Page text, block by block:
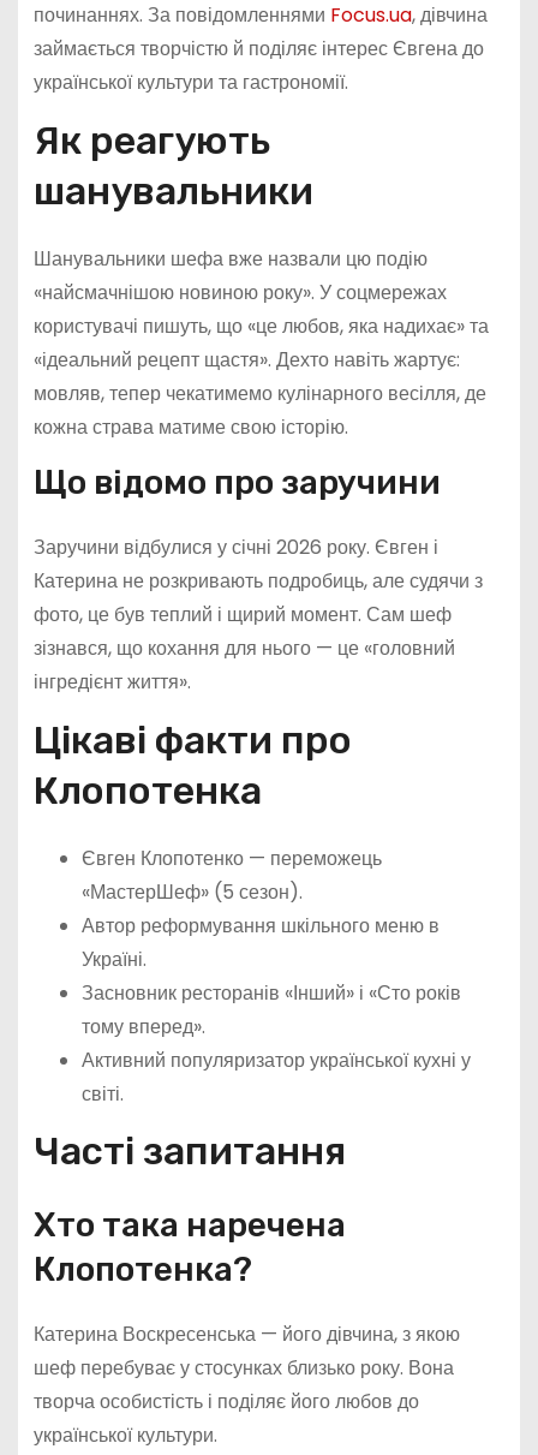
починаннях. За повідомленнями Focus.ua, дівчина
займається творчістю й поділяє інтерес Євгена до
української культури та гастрономії.
Як реагують
шанувальники
Шанувальники шефа вже назвали цю подію
«найсмачнішою новиною року». У соцмережах
користувачі пишуть, що «це любов, яка надихає» та
«ідеальний рецепт щастя». Дехто навіть жартує:
мовляв, тепер чекатимемо кулінарного весілля, де
кожна страва матиме свою історію.
Що відомо про заручини
Заручини відбулися у січні 2026 року. Євген і
Катерина не розкривають подробиць, але судячи з
фото, це був теплий і щирий момент. Сам шеф
зізнався, що кохання для нього — це «головний
інгредієнт життя».
Цікаві факти про
Клопотенка
Євген Клопотенко — переможець
«МастерШеф» (5 сезон).
Автор реформування шкільного меню в
Україні.
Засновник ресторанів «Інший» і «Сто років
тому вперед».
Активний популяризатор української кухні у
світі.
Часті запитання
Хто така наречена
Клопотенка?
Катерина Воскресенська — його дівчина, з якою
шеф перебуває у стосунках близько року. Вона
творча особистість і поділяє його любов до
української культури.